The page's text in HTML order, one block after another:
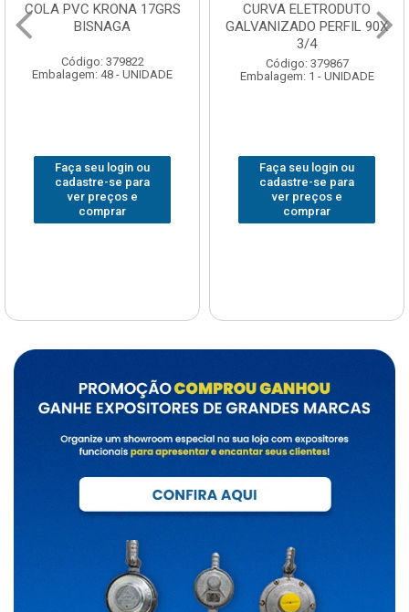
COLA PVC KRONA 17GRS
BISNAGA
Código: 379822
Embalagem: 48 - UNIDADE
Faça seu login ou
cadastre-se para
ver preços e
comprar
CURVA ELETRODUTO
GALVANIZADO PERFIL 90X
3/4
Código: 379867
Embalagem: 1 - UNIDADE
Faça seu login ou
cadastre-se para
ver preços e
comprar